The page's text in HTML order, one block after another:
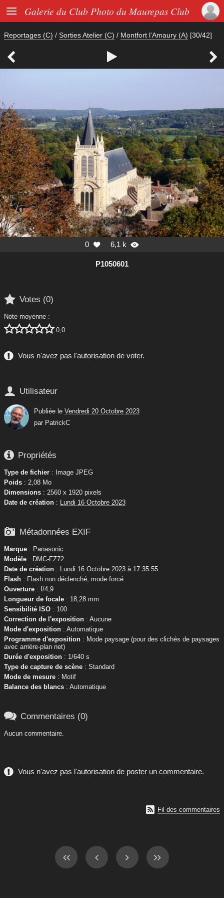
 Galerie du Club Photo du Maurepas Club
Reportages (C) / Sorties Atelier (C) / Montfort l'Amaury (A) [30/42]
  
0  6,1 k 
P1050601
 Votes (0)
Note moyenne :
 0,0
Vous n'avez pas l'autorisation de voter.
 Utilisateur
Publiée le Vendredi 20 Octobre 2023
par PatrickC
 Propriétés
Type de fichier : Image JPEG
Poids : 2,08 Mo
Dimensions : 2560 x 1920 pixels
Date de création : Lundi 16 Octobre 2023
 Métadonnées EXIF
Marque : Panasonic
Modèle : DMC-FZ72
Date de création : Lundi 16 Octobre 2023 à 17:35:55
Flash : Flash non déclenché, mode forcé
Ouverture : f/4,9
Longueur de focale : 18,28 mm
Sensibilité ISO : 100
Correction de l'exposition : Aucune
Mode d'exposition : Automatique
Programme d'exposition : Mode paysage (pour des clichés de paysages
avec arrière-plan net)
Durée d'exposition : 1/640 s
Type de capture de scène : Standard
Mode de mesure : Motif
Balance des blancs : Automatique
 Commentaires (0)
Aucun commentaire.
Vous n'avez pas l'autorisation de poster un commentaire.
 Fil des commentaires